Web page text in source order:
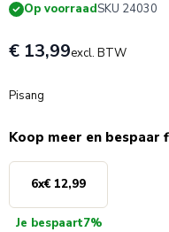
Op voorraadSKU 24030
€ 13,99excl. BTW
Pisang
Koop meer en bespaar
6x€ 12,99
Je bespaart7%